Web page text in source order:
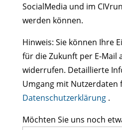
SocialMedia und im
werden können.
Hinweis: Sie können Ihre
für die Zukunft per E-Mail
widerrufen. Detaillierte
Umgang mit Nutzerdaten
Datenschutzerklärung .
Möchten Sie uns noch